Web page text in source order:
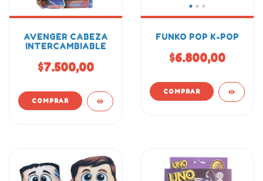
AVENGER CABEZA
INTERCAMBIABLE
$7.500,00
FUNKO POP K-POP
$6.800,00